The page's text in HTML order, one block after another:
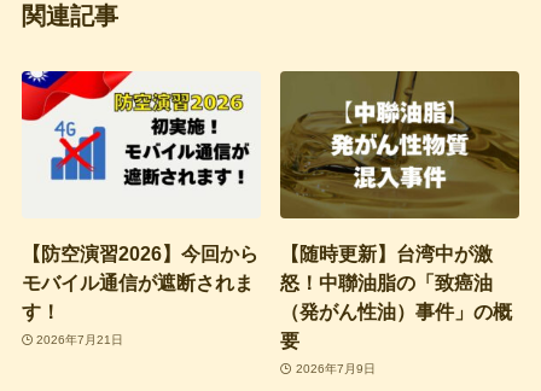
関連記事
【防空演習2026】今回から
モバイル通信が遮断されま
す！
2026年7月21日
【随時更新】台湾中が激
怒！中聯油脂の「致癌油
（発がん性油）事件」の概
要
2026年7月9日